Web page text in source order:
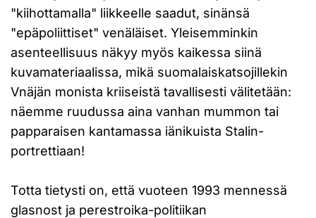
"kiihottamalla" liikkeelle saadut, sinänsä
"epäpoliittiset" venäläiset. Yleisemminkin
asenteellisuus näkyy myös kaikessa siinä
kuvamateriaalissa, mikä suomalaiskatsojillekin
Vnäjän monista kriiseistä tavallisesti välitetään:
näemme ruudussa aina vanhan mummon tai
papparaisen kantamassa iänikuista Stalin-
portrettiaan!
Totta tietysti on, että vuoteen 1993 mennessä
glasnost ja perestroika-politiikan